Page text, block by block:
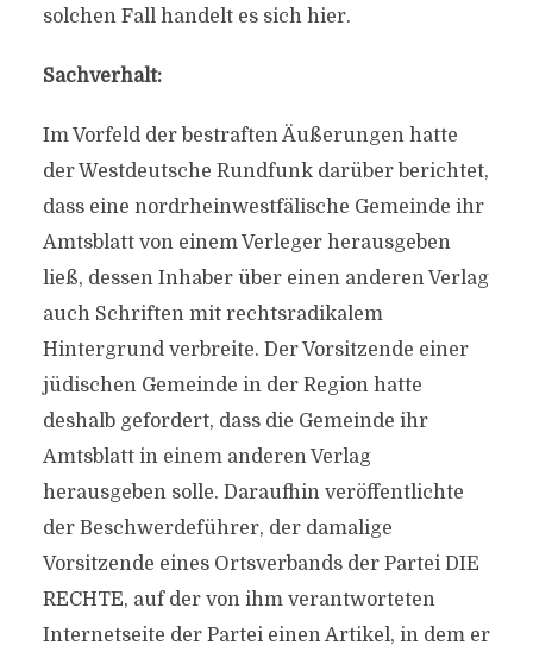
solchen Fall handelt es sich hier.
Sachverhalt:
Im Vorfeld der bestraften Äußerungen hatte
der Westdeutsche Rundfunk darüber berichtet,
dass eine nordrheinwestfälische Gemeinde ihr
Amtsblatt von einem Verleger herausgeben
ließ, dessen Inhaber über einen anderen Verlag
auch Schriften mit rechtsradikalem
Hintergrund verbreite. Der Vorsitzende einer
jüdischen Gemeinde in der Region hatte
deshalb gefordert, dass die Gemeinde ihr
Amtsblatt in einem anderen Verlag
herausgeben solle. Daraufhin veröffentlichte
der Beschwerdeführer, der damalige
Vorsitzende eines Ortsverbands der Partei DIE
RECHTE, auf der von ihm verantworteten
Internetseite der Partei einen Artikel, in dem er